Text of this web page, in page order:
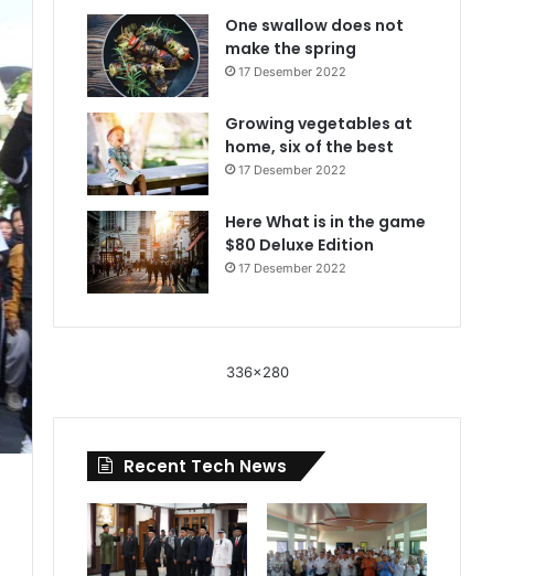
One swallow does not
make the spring
17 Desember 2022
Growing vegetables at
home, six of the best
17 Desember 2022
Here What is in the game
$80 Deluxe Edition
17 Desember 2022
336x280
Recent Tech News